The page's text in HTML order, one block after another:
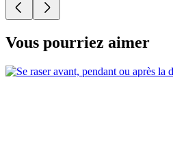
Vous pourriez aimer